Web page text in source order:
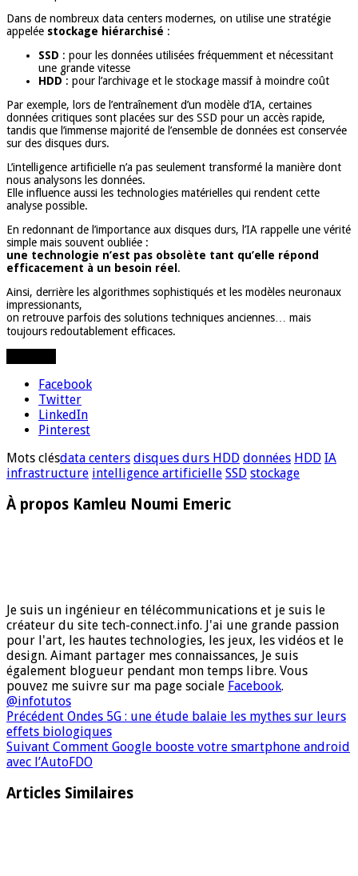
Dans de nombreux data centers modernes, on utilise une stratégie
appelée stockage hiérarchisé :
SSD : pour les données utilisées fréquemment et nécessitant
une grande vitesse
HDD : pour l’archivage et le stockage massif à moindre coût
Par exemple, lors de l’entraînement d’un modèle d’IA, certaines
données critiques sont placées sur des SSD pour un accès rapide,
tandis que l’immense majorité de l’ensemble de données est conservée
sur des disques durs.
L’intelligence artificielle n’a pas seulement transformé la manière dont
nous analysons les données.
Elle influence aussi les technologies matérielles qui rendent cette
analyse possible.
En redonnant de l’importance aux disques durs, l’IA rappelle une vérité
simple mais souvent oubliée :
une technologie n’est pas obsolète tant qu’elle répond
efficacement à un besoin réel .
Ainsi, derrière les algorithmes sophistiqués et les modèles neuronaux
impressionants,
on retrouve parfois des solutions techniques anciennes… mais
toujours redoutablement efficaces.
Facebook
Twitter
LinkedIn
Pinterest
Mots clésdata centers disques durs HDD données HDD IA
infrastructure intelligence artificielle SSD stockage
À propos Kamleu Noumi Emeric
Je suis un ingénieur en télécommunications et je suis le
créateur du site tech-connect.info. J'ai une grande passion
pour l'art, les hautes technologies, les jeux, les vidéos et le
design. Aimant partager mes connaissances, Je suis
également blogueur pendant mon temps libre. Vous
pouvez me suivre sur ma page sociale Facebook.
@infotutos
Précédent Ondes 5G : une étude balaie les mythes sur leurs
effets biologiques
Suivant Comment Google booste votre smartphone android
avec l’AutoFDO
Articles Similaires